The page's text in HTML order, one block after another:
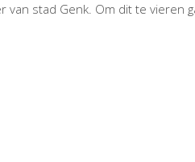
van stad Genk. Om dit te vieren